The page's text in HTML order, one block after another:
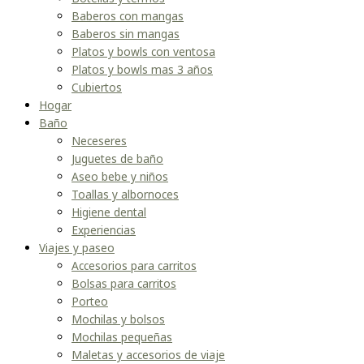
Baberos con mangas
Baberos sin mangas
Platos y bowls con ventosa
Platos y bowls mas 3 años
Cubiertos
Hogar
Baño
Neceseres
Juguetes de baño
Aseo bebe y niños
Toallas y albornoces
Higiene dental
Experiencias
Viajes y paseo
Accesorios para carritos
Bolsas para carritos
Porteo
Mochilas y bolsos
Mochilas pequeñas
Maletas y accesorios de viaje